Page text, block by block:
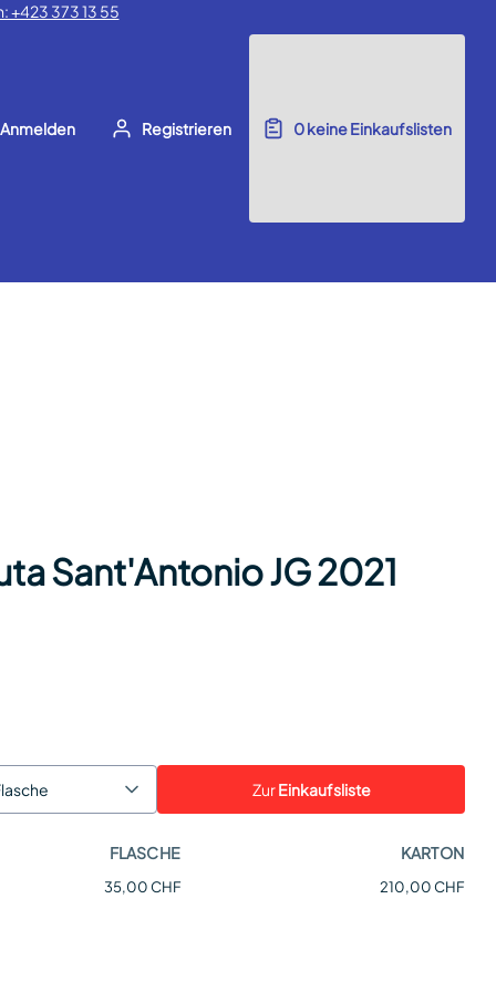
+423 373 13 55
Anmelden Registrieren 0keine Einkaufslisten
Sant'Antonio JG 2021
ZurEinkaufsliste
FLASCHE KARTON
35,00 CHF 210,00 CHF